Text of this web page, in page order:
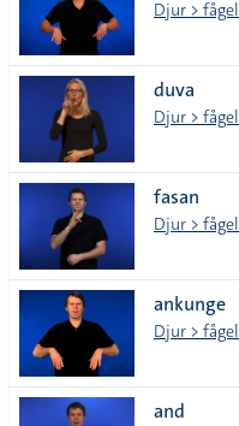
Djur > fågel
duva
Djur > fågel
fasan
Djur > fågel
ankunge
Djur > fågel
and